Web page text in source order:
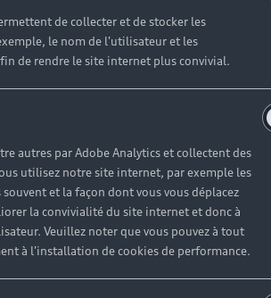
de collecter et de stocker les
le nom de l'utilisateur et les
de rendre le site internet plus convivial.
autres par Adobe Analytics et collectent des
utilisez notre site internet, par exemple les
et la façon dont vous vous déplacez
la convivialité du site internet et donc à
Veuillez noter que vous pouvez à tout
à l'installation de cookies de performance.